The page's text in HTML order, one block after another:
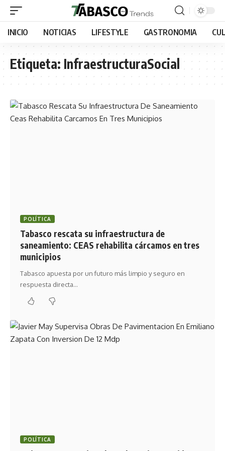
INICIO NOTICIAS LIFESTYLE GASTRONOMIA
Etiqueta:InfraestructuraSocial
POLÍTICA
Tabasco rescata su infraestructura de
saneamiento: CEAS rehabilita cárcamos en tres
municipios
Tabasco apuesta por un futuro más limpio y seguro en
respuesta directa…
POLÍTICA